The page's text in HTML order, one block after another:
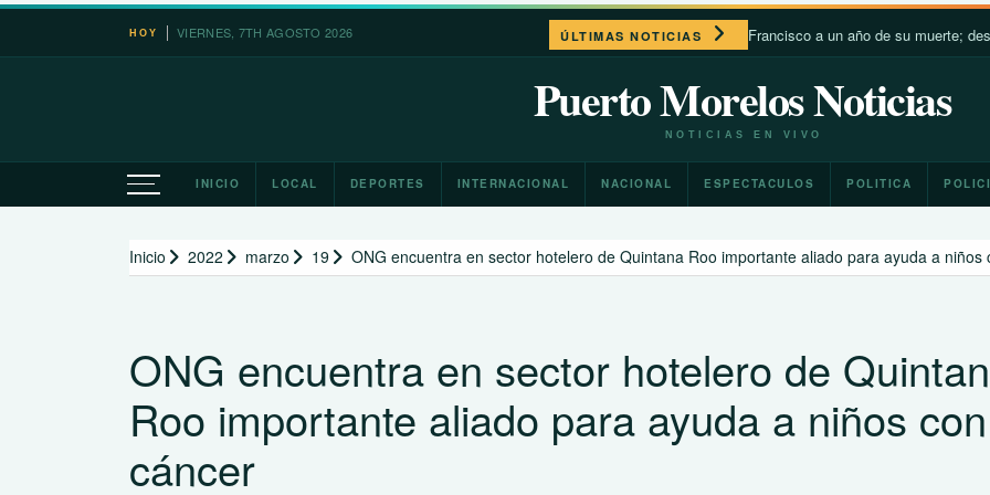
Saltar
HOY VIERNES, 7TH AGOSTO 2026 ÚLTIMAS NOTICIAS
León XIV recuerda a Francisco a un año de su muerte; destaca su
Puerto Morelos Noticias
NOTICIAS EN VIVO
INICIO LOCAL DEPORTES INTERNACIONAL NACIONAL ESPECTACULOS POLITICA
Inicio 2022 marzo 19 ONG encuentra en sector hotelero de Quintana Roo importante aliado para ayuda a niños
ONG encuentra en sector hotelero de
Roo importante aliado para ayuda a niños con
cáncer